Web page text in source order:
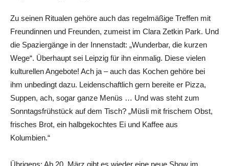
Zu seinen Ritualen gehöre auch das regelmäßige Treffen mit
Freundinnen und Freunden, zumeist im Clara Zetkin Park. Und
die Spaziergänge in der Innenstadt: „Wunderbar, die kurzen
Wege“. Überhaupt sei Leipzig für ihn einmalig. Diese vielen
kulturellen Angebote! Ach ja – auch das Kochen gehöre bei
ihm unbedingt dazu. Leidenschaftlich gern bereite er Pizza,
Suppen, ach, sogar ganze Menüs … Und was steht zum
Sonntagsfrühstück auf dem Tisch? „Müsli mit frischem Obst,
frisches Brot, ein halbgekochtes Ei und Kaffee aus
Kolumbien.“
Übrigens: Ab 20. März gibt es wieder eine neue Show im